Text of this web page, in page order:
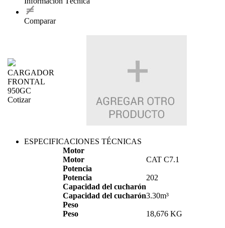
Comparar
CARGADOR
FRONTAL
950GC
Cotizar
ESPECIFICACIONES TÉCNICAS
Motor
Motor
CAT C7.1
Potencia
Potencia
202
Capacidad del cucharón
Capacidad del cucharón3.30m³
Peso
Peso
18,676 KG